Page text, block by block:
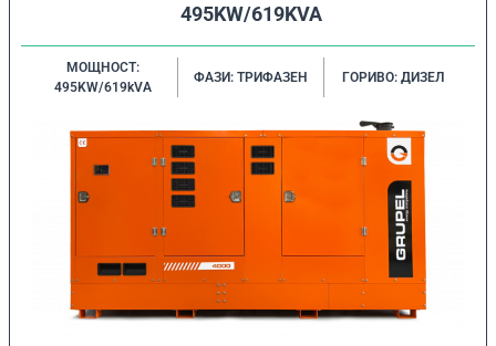
495KW/619KVA
МОЩНОСТ:
495KW/619kVA
ФАЗИ: ТРИФАЗЕН ГОРИВО: ДИЗЕЛ